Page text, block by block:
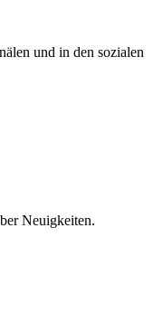
und in den sozialen
Neuigkeiten.